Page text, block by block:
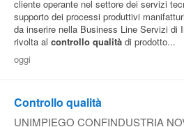
cliente operante nel settore dei servizi
supporto dei processi produttivi
da inserire nella Business Line Servizi di
rivolta al controllo qualità di prodotto...
oggi
Controllo qualità
UNIMPIEGO CONFINDUSTRIA